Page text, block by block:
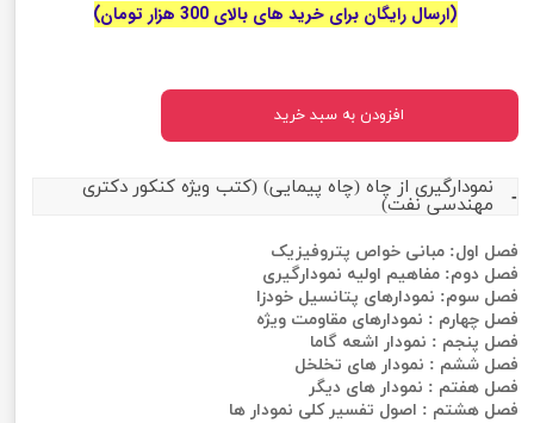
(ارسال رایگان برای خرید های بالای 300 هزار تومان)
افزودن به سبد خرید
نمودارگیری از چاه (چاه پیمایی) (کتب ویژه کنکور دکتری
مهندسی نفت)
فصل اول: مبانی خواص پتروفیزیک
فصل دوم: مفاهیم اولیه نمودارگیری
فصل سوم: نمودارهای پتانسیل خودزا
فصل چهارم : نمودارهای مقاومت ویژه
فصل پنجم : نمودار اشعه گاما
فصل ششم : نمودار های تخلخل
فصل هفتم : نمودار های دیگر
فصل هشتم : اصول تفسیر کلی نمودار ها